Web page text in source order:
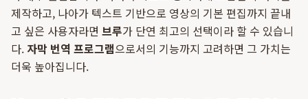
제작하고, 나아가 텍스트 기반으로 영상의 기본 편집까지 끝내
고 싶은 사용자라면 브루가 단연 최고의 선택이라 할 수 있습니
다. 자막 번역 프로그램으로서의 기능까지 고려하면 그 가치는
더욱 높아집니다.